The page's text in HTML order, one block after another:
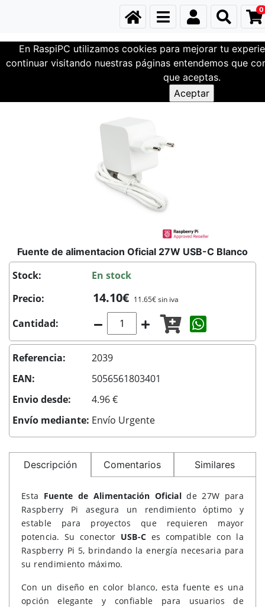
En RaspiPC utilizamos cookies para mejorar tu
continuar visitando nuestras páginas entendemos que
que aceptas.
0
Conexiones Alimentacion - Corriente
Fuente de alimentacion Oficial 27W USB-C Blanco
Stock:
En stock
Precio:
14.10€ 11.65€ sin iva
Cantidad: Compartir
Referencia:
2039
EAN:
5056561803401
Envio desde:
4.96 €
Envío mediante: Envío Urgente
Descripción Comentarios Similares
Esta Fuente de Alimentación Oficial de 27W para
Raspberry Pi asegura un rendimiento óptimo y
estable para proyectos que requieren mayor
potencia. Su conector USB-C es compatible con la
Raspberry Pi 5, brindando la energía necesaria para
su rendimiento máximo.
Con un diseño en color blanco, esta fuente es una
opción elegante y confiable para usuarios de